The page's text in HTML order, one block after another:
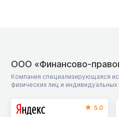
ООО «Финансово-
Компания специализирующаяся
физических лиц и
5.0